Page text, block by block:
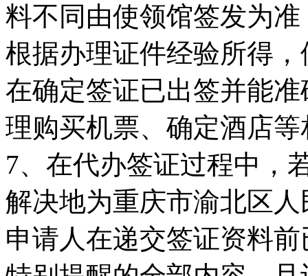
料不同由使领馆签发为
根据办理证件经验所得
在确定签证已出签并能
理购买机票、确定酒店
7、在代办签证过程中，
解决地为重庆市渝北区
申请人在递交签证资料